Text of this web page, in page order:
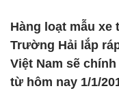
Hàng loạt mẫu xe
Trường Hải lắp
Việt Nam sẽ
từ hôm nay 1/1/